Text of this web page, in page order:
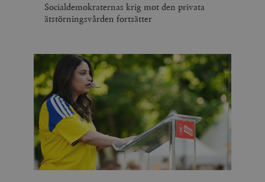
Socialdemokraternas krig mot den privata
ätstörningsvården fortsätter